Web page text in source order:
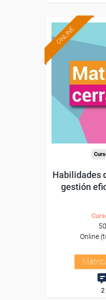
ONLINE
Habilidades
gestión
Online
2